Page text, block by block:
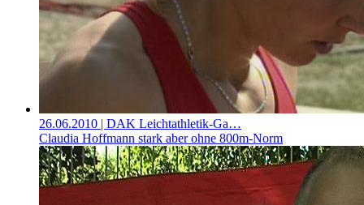
26.06.2010 | DAK Leichtathletik-Ga…
Claudia Hoffmann stark aber ohne 800m-Norm